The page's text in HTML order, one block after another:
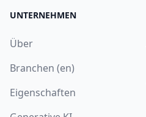
UNTERNEHMEN
Über
Branchen (en)
Eigenschaften